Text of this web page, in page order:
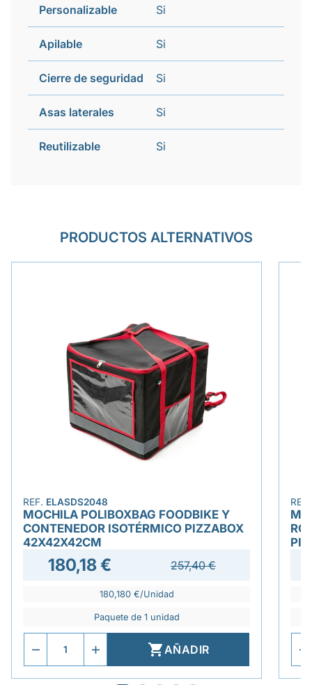
Personalizable Si
Apilable Si
Cierre de seguridad Si
Asas laterales Si
Reutilizable Si
PRODUCTOS ALTERNATIVOS
REF. ELASDS2048
MOCHILA POLIBOXBAG FOODBIKE Y
CONTENEDOR ISOTÉRMICO PIZZABOX
42X42X42CM
180,18 € 257,40 €
180,180 €/Unidad
Paquete de 1 unidad
AÑADIR